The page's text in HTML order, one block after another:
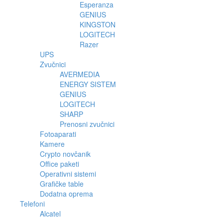
Esperanza
GENIUS
KINGSTON
LOGITECH
Razer
UPS
Zvučnici
AVERMEDIA
ENERGY SISTEM
GENIUS
LOGITECH
SHARP
Prenosni zvučnici
Fotoaparati
Kamere
Crypto novčanik
Office paketi
Operativni sistemi
Grafičke table
Dodatna oprema
Telefoni
Alcatel